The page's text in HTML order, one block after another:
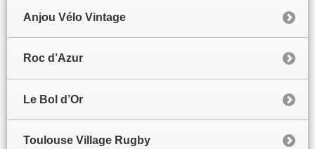
Anjou Vélo Vintage
Roc d’Azur
Le Bol d’Or
Toulouse Village Rugby